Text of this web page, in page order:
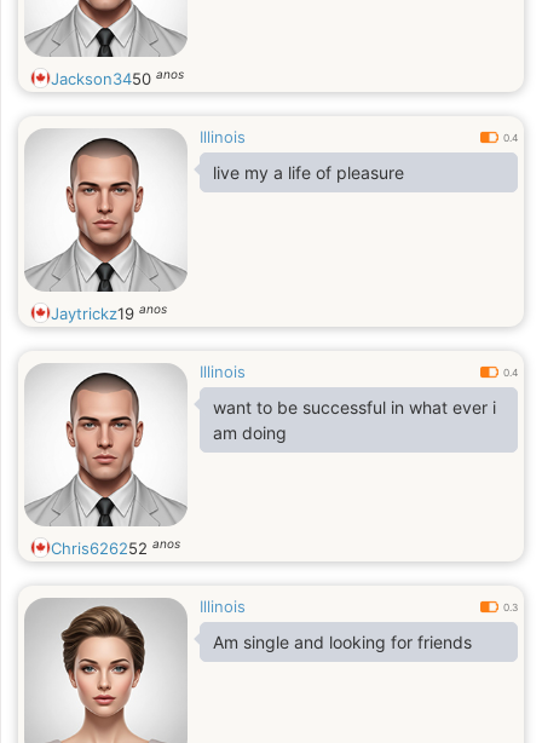
Jackson3450 anos
Illinois 0.4
live my a life of pleasure
Jaytrickz19 anos
Illinois 0.4
want to be successful in what ever i
am doing
Chris626252 anos
Illinois 0.3
Am single and looking for friends